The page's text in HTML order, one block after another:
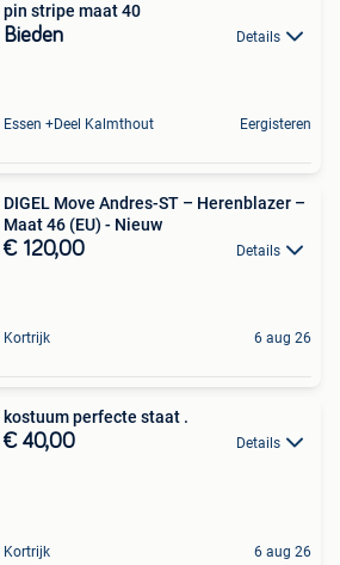
pin stripe maat 40
Bieden Details
Essen +Deel Kalmthout Eergisteren
DIGEL Move Andres-ST – Herenblazer –
Maat 46 (EU) - Nieuw
€ 120,00 Details
Kortrijk 6 aug 26
kostuum perfecte staat .
€ 40,00 Details
Kortrijk 6 aug 26